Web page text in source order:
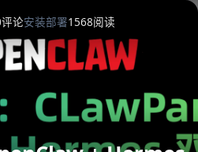
评论安装部署1568阅读